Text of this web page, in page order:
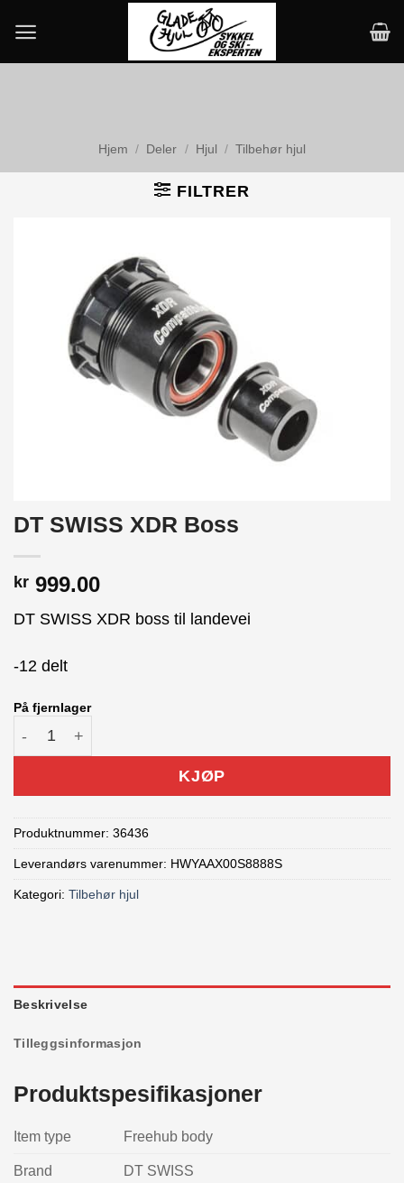
content
Hjem / Deler / Hjul / Tilbehør hjul
FILTRER
DT SWISS XDR Boss
kr 999.00
DT SWISS XDR boss til landevei
-12 delt
På fjernlager
DT SWISS XDR Boss antall
KJØP
Produktnummer: 36436
Leverandørs varenummer: HWYAAX00S8888S
Kategori: Tilbehør hjul
Beskrivelse
Tilleggsinformasjon
Produktspesifikasjoner
Item type Freehub body
Brand DT SWISS